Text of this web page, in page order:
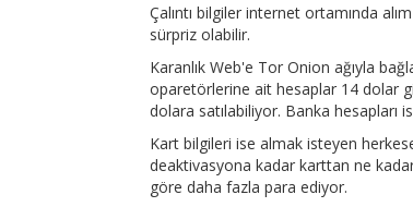
Çalıntı bilgiler internet ortamında
sürpriz olabilir.
Karanlık Web'e Tor Onion ağıyla
oparetörlerine ait hesaplar 14 dolar
dolara satılabiliyor. Banka hesapları
Kart bilgileri ise almak isteyen
deaktivasyona kadar karttan ne
göre daha fazla para ediyor.